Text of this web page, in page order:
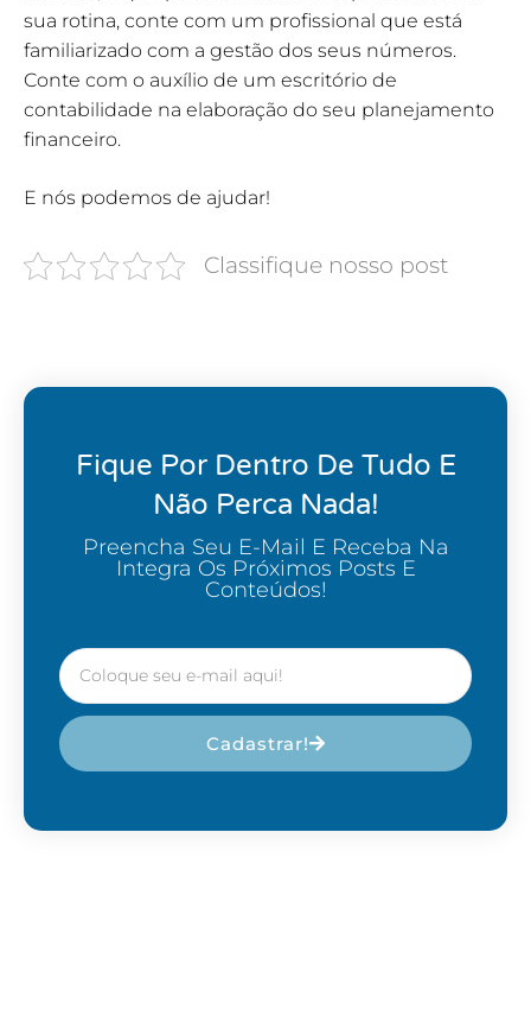
sua rotina, conte com um profissional que está
familiarizado com a gestão dos seus números.
Conte com o auxílio de um escritório de
contabilidade na elaboração do seu planejamento
financeiro.
E nós podemos de ajudar!
Classifique nosso post
Fique Por Dentro De Tudo E
Não Perca Nada!
Preencha Seu E-Mail E Receba Na
Integra Os Próximos Posts E
Conteúdos!
Cadastrar!